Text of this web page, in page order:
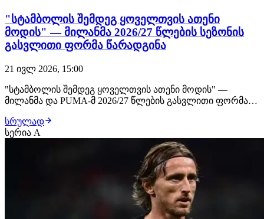
"სტამბოლის შემდეგ ყოველთვის ათენი
მოდის" — მილანმა 2026/27 წლების სეზონის
გასვლითი ფორმა წარადგინა
21 ივლ 2026, 15:00
"სტამბოლის შემდეგ ყოველთვის ათენი მოდის" —
მილანმა და PUMA-მ 2026/27 წლების გასვლითი ფორმა
წარადგინეს 2026/27 წლების სეზონის გასვლითი ფორმა,
რომელიც კლასიკურ თეთრ ფერშია შესრულებული.
კლუბის განცხადებით, ეს მაისური გამარჯვებულის
სრულად
სერია A